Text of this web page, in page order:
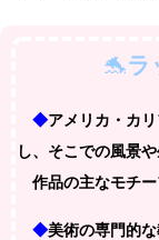
🐬ラ
◆アメリカ・カ
し、そこでの風景
作品の主なモチー
◆美術の専門的な